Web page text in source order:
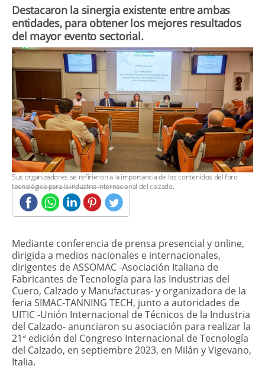
​Destacaron la sinergia existente entre ambas
entidades, para obtener los mejores resultados
del mayor evento sectorial.
​Sus organizadores se refirieron a la importancia de los contenidos del foro
tecnológico para la industria internacional del calzado.
​Mediante conferencia de prensa presencial y online,
dirigida a medios nacionales e internacionales,
dirigentes de ASSOMAC -Asociación Italiana de
Fabricantes de Tecnología para las Industrias del
Cuero, Calzado y Manufacturas- y organizadora de la
feria SIMAC-TANNING TECH, junto a autoridades de
UITIC -Unión Internacional de Técnicos de la Industria
del Calzado- anunciaron su asociación para realizar la
21ª edición del Congreso Internacional de Tecnología
del Calzado, en septiembre 2023, en Milán y Vigevano,
Italia.